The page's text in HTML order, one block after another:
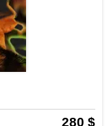
280 $